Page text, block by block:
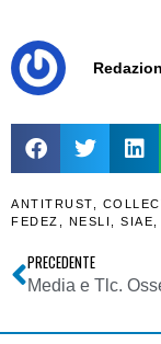
ANTITRUST
FEDEZ
NESLI SIAE
PRECEDENTE